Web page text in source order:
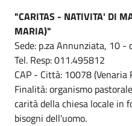
"CARITAS - NATIVITA' DI
MARIA)"
Sede: p.za Annunziata, 10 -
Tel. Resp: 011.495812
CAP - Città: 10078 (Venaria
Finalità: organismo
carità della chiesa locale in
bisogni dell'uomo.